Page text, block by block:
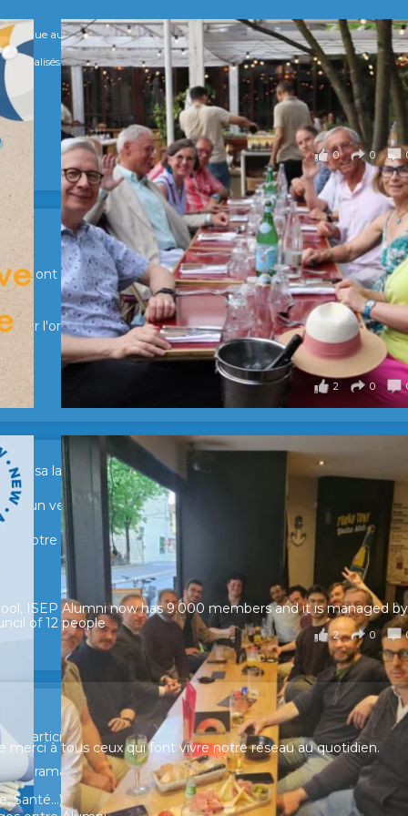
au service de l'humain !
Spécialisés, qui allient excellence technologique et valeurs humaines, au cœur
0 0
ont partagé un moment convivial de retrouvailles et
pour l'organisation !
2 0
sa lancée ! 🚀🚀
d’un verre pour échanger, partager leurs expériences et
notre réseau.
2 0
participer et faire entendre votre voix !
complet de la situation socio-professionnelle des
ISEP Alumni now has 9.000 members and it is managed
of 12 people
à tous ceux qui font vivre notre réseau au quotidien.
Santé...)